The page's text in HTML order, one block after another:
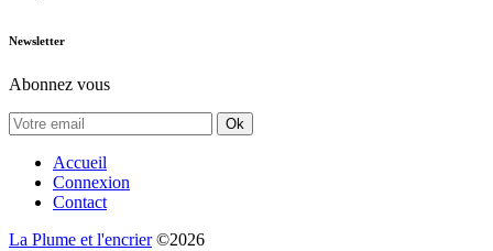
Newsletter
Abonnez vous
Ok
Accueil
Connexion
Contact
La Plume et l'encrier©2026